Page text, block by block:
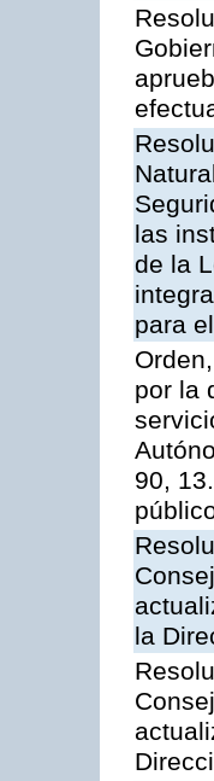
las
de la
para
por la
90,
la